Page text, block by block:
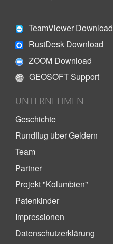
TeamViewer Download
RustDesk Download
ZOOM Download
GEOSOFT Support
UNTERNEHMEN
Geschichte
Rundflug über Geldern
Team
Partner
Projekt "Kolumbien"
Patenkinder
Impressionen
Datenschutzerklärung